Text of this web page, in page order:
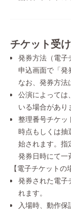
チケット受
発券方法（電子
申込画面で「発
なお、発券方法
公演によっては
いる場合があり
整理番号チケッ
時点もしくは抽
始されます。指
発券日時にて一
【電子チケットの
発券された電子
れます。
入場時、動作